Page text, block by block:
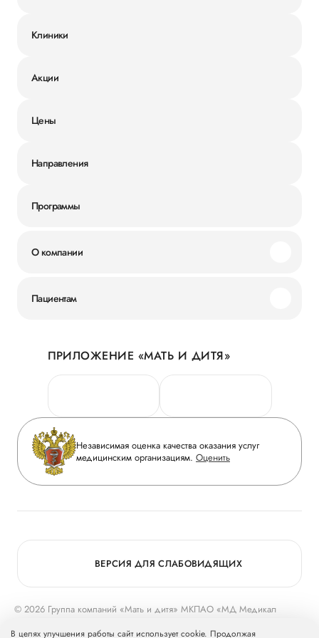
Клиники
Акции
Цены
Направления
Программы
О компании
Новости
Руководство
Сотрудничество
Инвесторам
Журнал «Мать и дитя»
Вакансии
Медицинский туризм
Пациентам
Личный кабинет
Персональные данные
Горячая линия качества
Вопрос-ответ
Приложение пациента
Статьи
ПРИЛОЖЕНИЕ «МАТЬ И ДИТЯ»
Независимая оценка качества оказания услуг
медицинским организациям. Оценить
© 2026 Группа компаний «Мать и дитя» МКПАО «МД Медикал
ВЕРСИЯ ДЛЯ СЛАБОВИДЯЩИХ
В целях улучшения работы сайт использует cookie. Продолжая